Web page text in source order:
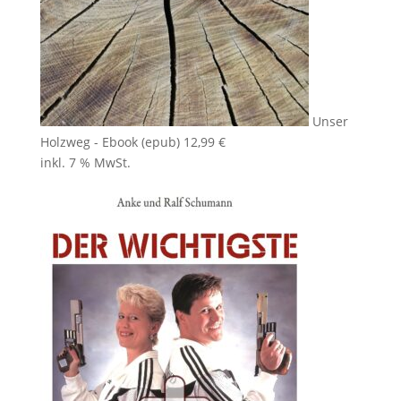
Unser
Holzweg - Ebook (epub) 12,99 €
inkl. 7 % MwSt.